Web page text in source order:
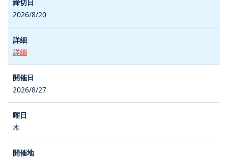
2026/8/20
詳細
2026/8/27
木